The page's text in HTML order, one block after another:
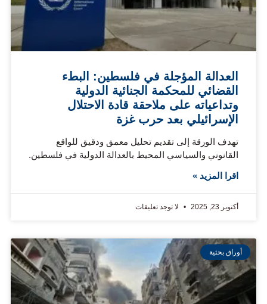
العدالة المؤجلة في فلسطين: البطء
القضائي للمحكمة الجنائية الدولية
وتداعياته على ملاحقة قادة الاحتلال
الإسرائيلي بعد حرب غزة
تهدف الورقة إلى تقديم تحليل معمق ودقيق للواقع
القانوني والسياسي المحيط بالعدالة الدولية في فلسطين.
اقرا المزيد »
أكتوبر 23, 2025 لا توجد تعليقات
أوراق بحثية